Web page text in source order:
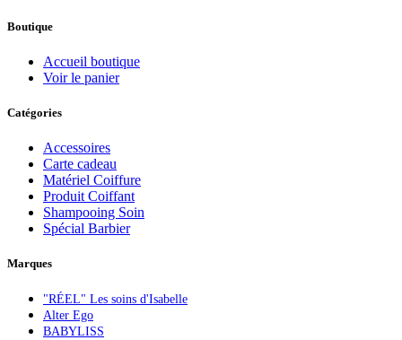
Boutique
Accueil boutique
Voir le panier
Catégories
Accessoires
Carte cadeau
Matériel Coiffure
Produit Coiffant
Shampooing Soin
Spécial Barbier
Marques
"RÉEL" Les soins d'Isabelle
Alter Ego
BABYLISS